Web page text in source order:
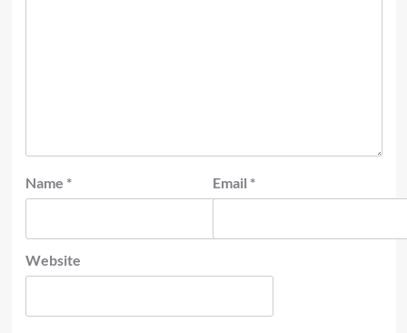
Name * Email *
Website